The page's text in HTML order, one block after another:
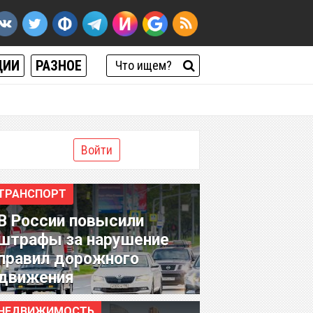
РАЗНОЕ
Войти
России повысили
за нарушение
дорожного